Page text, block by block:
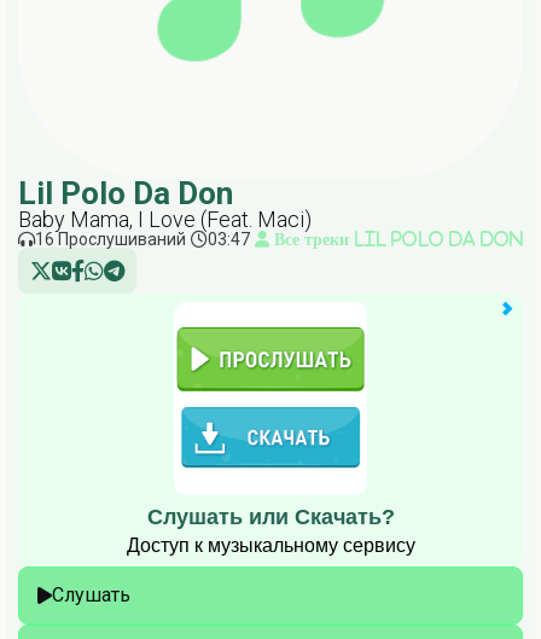
Lil Polo Da Don
Baby Mama, I Love (Feat. Maci)
16 Прослушиваний 03:47 Все треки Lil Polo Da Don
Слушать или Скачать?
Доступ к музыкальному сервису
Слушать